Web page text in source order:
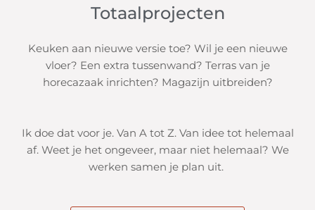
Totaalprojecten
Keuken aan nieuwe versie toe? Wil je een nieuwe
vloer? Een extra tussenwand? Terras van je
horecazaak inrichten? Magazijn uitbreiden?
Ik doe dat voor je. Van A tot Z. Van idee tot helemaal
af. Weet je het ongeveer, maar niet helemaal? We
werken samen je plan uit.